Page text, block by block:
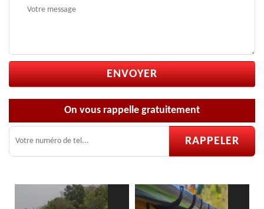
On vous rappelle gratuitement